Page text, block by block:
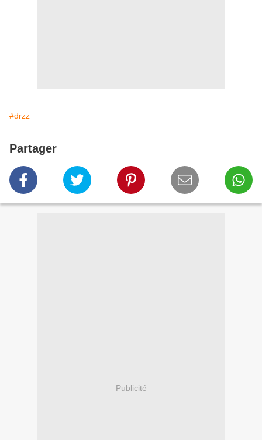
#drzz
Partager
Publicité